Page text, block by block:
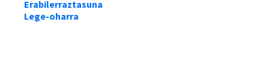
Erabilerraztasuna
Lege-oharra